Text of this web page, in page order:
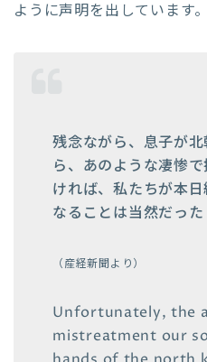
ように声明を出しています。
残念ながら、息子が
ら、あのような凄惨
ければ、私たちが本
なることは当然だった
（産経新聞より）
Unfortunately, the
mistreatment our